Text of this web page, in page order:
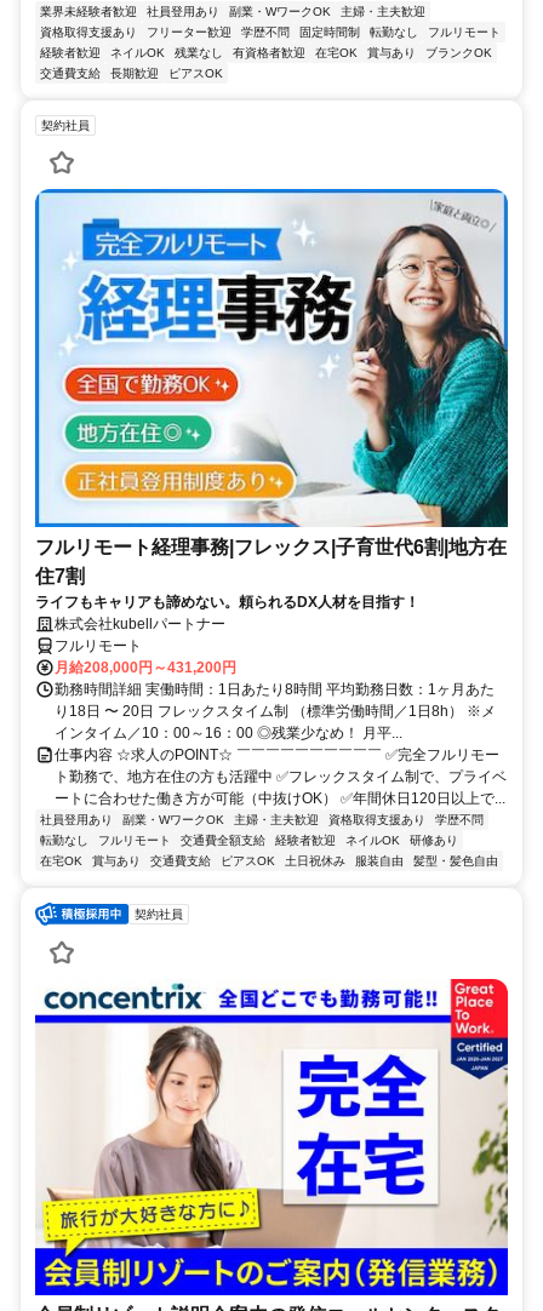
業界未経験者歓迎 社員登用あり 副業・WワークOK
主婦・主夫歓迎
資格取得支援あり
フリーター歓迎 学歴不問 固定時間制 転勤なし
フルリモート
経験者歓迎
ネイルOK 残業なし 有資格者歓迎 在宅OK 賞与あり
ブランクOK
交通費支給
長期歓迎 ピアスOK
契約社員
フルリモート経理事務|フレックス|子育世代6割|地方在
住7割
ライフもキャリアも諦めない。頼られるDX人材を目指す！
株式会社kubellパートナー
フルリモート
月給208,000円～431,200円
勤務時間詳細 実働時間：1日あたり8時間 平均勤務日数：1ヶ月あた
り18日 〜 20日 フレックスタイム制 （標準労働時間／1日8h） ※メ
インタイム／10：00～16：00 ◎残業少なめ！ 月平...
仕事内容 ☆求人のPOINT☆ ￣￣￣￣￣￣￣￣￣￣ ✅完全フルリモー
ト勤務で、地方在住の方も活躍中 ✅フレックスタイム制で、プライベ
ートに合わせた働き方が可能（中抜けOK） ✅年間休日120日以上で...
社員登用あり 副業・WワークOK 主婦・主夫歓迎 資格取得支援あり
学歴不問
転勤なし
フルリモート 交通費全額支給 経験者歓迎 ネイルOK
研修あり
在宅OK
賞与あり 交通費支給 ピアスOK 土日祝休み 服装自由 髪型・髪色自由
契約社員